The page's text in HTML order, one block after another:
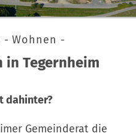
- Wohnen -
in Tegernheim
dahinter?
Gemeinderat die